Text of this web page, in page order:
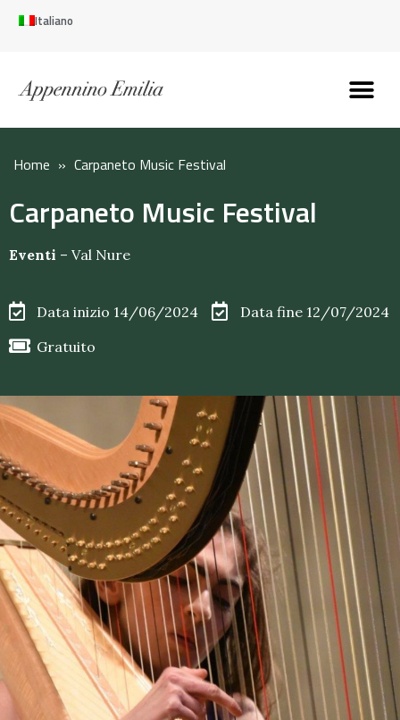
Italiano
Home » Carpaneto Music Festival
Carpaneto Music Festival
Eventi – Val Nure
Data inizio 14/06/2024
Data fine 12/07/2024
Gratuito